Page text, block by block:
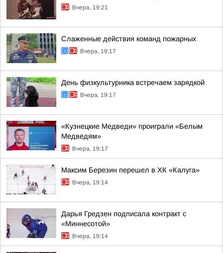
Вчера, 19:21
Слаженные действия команд пожарных
Вчера, 19:17
День физкультурника встречаем зарядкой
Вчера, 19:17
«Кузнецкие Медведи» проиграли «Белым
Медведям»
Вчера, 19:17
Максим Березин перешел в ХК «Калуга»
Вчера, 19:14
Дарья Гредзен подписала контракт с
«Миннесотой»
Вчера, 19:14